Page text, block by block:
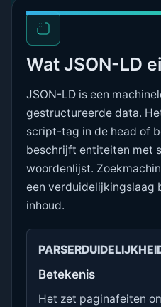
Wat JSON-LD
JSON-LD is een
gestructureerde data.
script-tag in de head of
beschrijft entiteiten met
woordenlijst.
een verduidelijkingslaag
inhoud.
Betekenis
Het zet paginafeiten